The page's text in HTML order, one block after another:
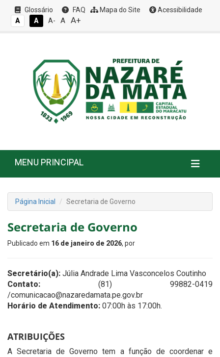
Glossário FAQ Mapa do Site
Acessibilidade
A
A A- A A+
MENU PRINCIPAL
Página Inicial Secretaria de Governo
Secretaria de Governo
Publicado em 16 de janeiro de 2026, por
Secretário(a): Júlia Andrade Lima Vasconcelos Coutinho
Contato: (81) 99882-0419
/comunicacao@nazaredamata.pe.gov.br
Horário de Atendimento: 07:00h às 17:00h.
ATRIBUIÇÕES
A Secretaria de Governo tem a função de coordenar e